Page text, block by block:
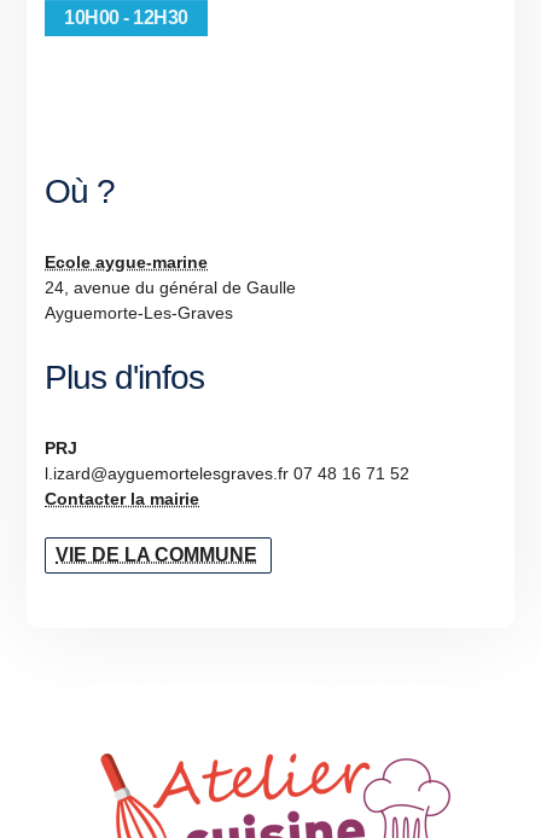
10H00 - 12H30
Où ?
Ecole aygue-marine
24, avenue du général de Gaulle
Ayguemorte-Les-Graves
Plus d'infos
PRJ
l.izard@ayguemortelesgraves.fr 07 48 16 71 52
Contacter la mairie
VIE DE LA COMMUNE